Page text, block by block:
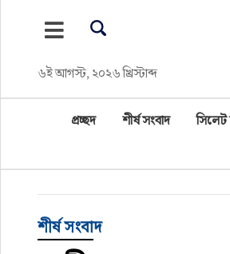
৬ই আগস্ট, ২০২৬ খ্রিস্টাব্দ
আন্তর্জাতিক
প্রচ্ছদ শীর্ষ সংবাদ সিলেট
শীর্ষ সংবাদ